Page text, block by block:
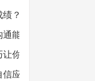
？
能力？
你的通知更专业！
应考？